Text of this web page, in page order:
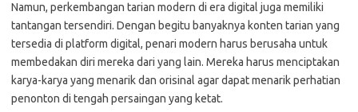
Namun, perkembangan tarian modern di era digital juga memiliki
tantangan tersendiri. Dengan begitu banyaknya konten tarian yang
tersedia di platform digital, penari modern harus berusaha untuk
membedakan diri mereka dari yang lain. Mereka harus menciptakan
karya-karya yang menarik dan orisinal agar dapat menarik perhatian
penonton di tengah persaingan yang ketat.